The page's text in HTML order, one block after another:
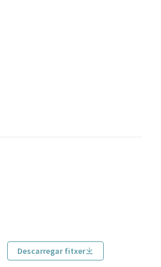
Descarregar fitxer